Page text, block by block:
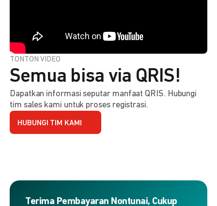
TONTON VIDEO
Semua bisa via QRIS!
Dapatkan informasi seputar manfaat QRIS. Hubungi
tim sales kami untuk proses registrasi.
HUBUNGI TIM KAMI
Terima Pembayaran Nontunai, Cukup